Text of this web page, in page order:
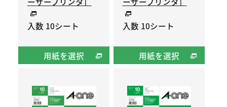
入数 10シート
用紙を選択
入数 10シート
用紙を選択